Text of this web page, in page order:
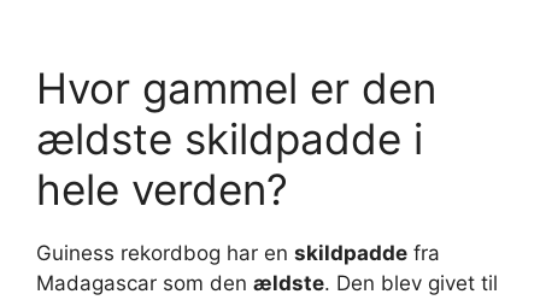
Hvor gammel er den
ældste skildpadde i
hele verden?
Guiness rekordbog har en skildpadde fra
Madagascar som den ældste. Den blev givet til